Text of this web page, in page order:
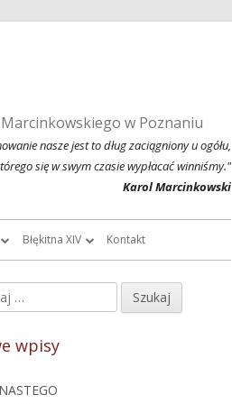
w Poznaniu
nasze jest to dług zaciągniony u ogółu,
się w swym czasie wypłacać winniśmy."
Karol Marcinkowski
Błękitna XIV
Historia Błękitnej XIV i jej tradycje
Błękitna XIV w latach 1999 – 2004
Jednodniówka z okazji 80-lecia
Kontakt
wpisy